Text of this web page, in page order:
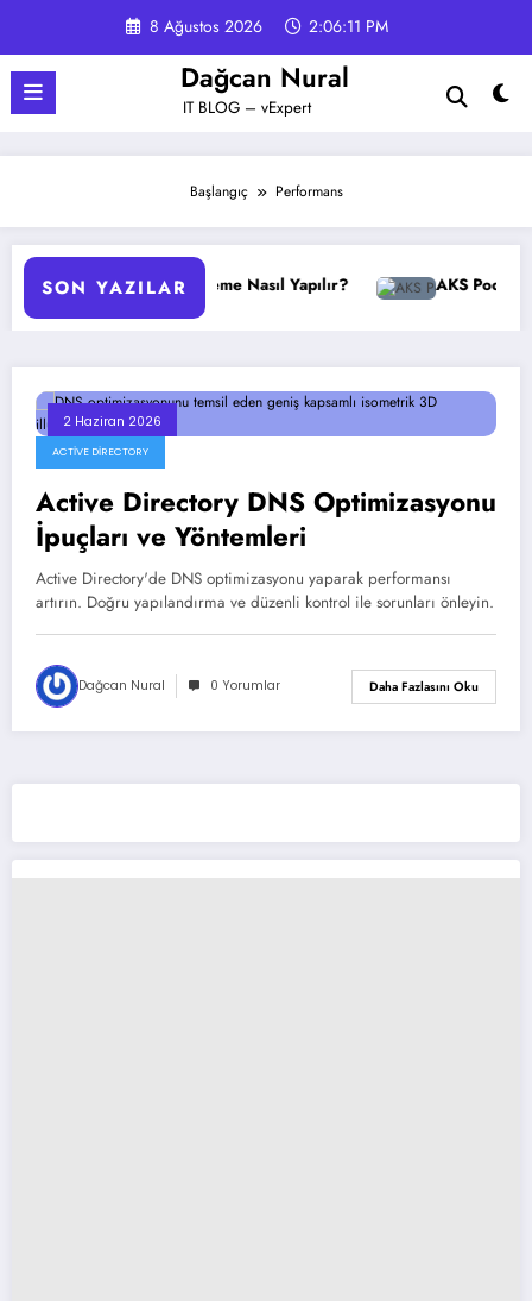
8 Ağustos 2026 2:06:12 PM
Dağcan Nural
IT BLOG – vExpert
Başlangıç Performans
SON YAZILAR
GPO Yedekleme Nasıl Yapılır? AKS Pod Otomatik
2 Haziran 2026
ACTIVE DIRECTORY
Active Directory DNS Optimizasyonu
İpuçları ve Yöntemleri
Active Directory'de DNS optimizasyonu yaparak performansı
artırın. Doğru yapılandırma ve düzenli kontrol ile sorunları önleyin.
Dağcan Nural 0 Yorumlar Daha Fazlasını Oku